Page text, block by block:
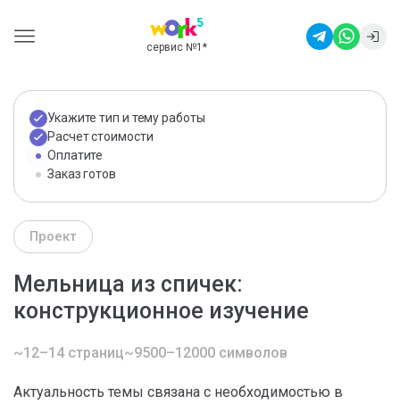
сервис №1 *
Укажите тип и тему работы
Расчет стоимости
Оплатите
Заказ готов
Проект
Мельница из спичек:
конструкционное изучение
~12–14 страниц~9500–12000 символов
Актуальность темы связана с необходимостью в